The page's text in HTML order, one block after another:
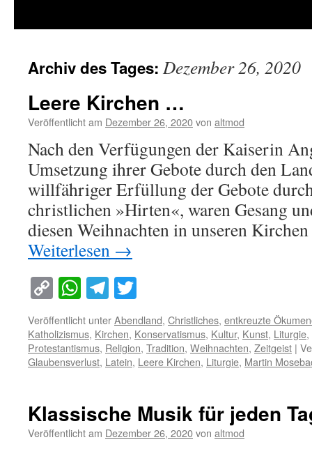
Archiv des Tages: Dezember 26, 2020
Leere Kirchen …
Veröffentlicht am Dezember 26, 2020von altmod
Nach den Verfügungen der Kaiserin
Umsetzung ihrer Gebote durch den
willfähriger Erfüllung der Gebote
christlichen »Hirten«, waren Gesang
diesen Weihnachten in unseren
Weiterlesen →
Copy
Link
WhatsApp
Telegram
Veröffentlicht unterAbendland, Christliches, entkreuzte
Katholizismus, Kirchen, Konservatismus, Kultur, Kunst, Liturgie,
Protestantismus, Religion, Tradition, Weihnachten, Zeitgeist |
Glaubensverlust, Latein, Leere Kirchen, Liturgie, Martin
Klassische Musik für jeden
Veröffentlicht am Dezember 26, 2020von altmod